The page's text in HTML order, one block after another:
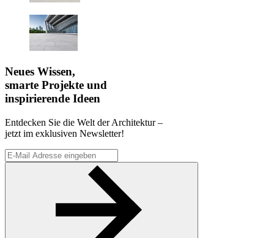
Neues Wissen,
smarte Projekte und
inspirierende Ideen
Entdecken Sie die Welt der Architektur –
jetzt im exklusiven Newsletter!